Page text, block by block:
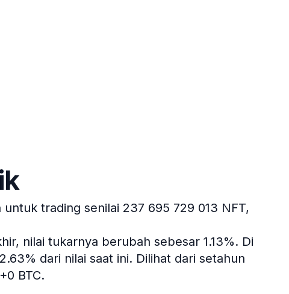
trading senilai 237 695 729 013 NFT,
nilai tukarnya berubah sebesar 1.13%. Di
dari nilai saat ini. Dilihat dari setahun
BTC.